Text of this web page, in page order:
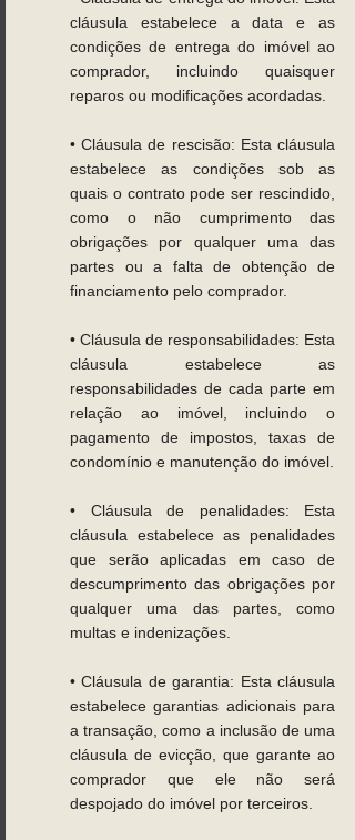
cláusula estabelece a data e as
condições de entrega do imóvel ao
comprador, incluindo quaisquer
reparos ou modificações acordadas.
• Cláusula de rescisão: Esta cláusula
estabelece as condições sob as
quais o contrato pode ser rescindido,
como o não cumprimento das
obrigações por qualquer uma das
partes ou a falta de obtenção de
financiamento pelo comprador.
• Cláusula de responsabilidades: Esta
cláusula estabelece as
responsabilidades de cada parte em
relação ao imóvel, incluindo o
pagamento de impostos, taxas de
• Cláusula de penalidades: Esta
cláusula estabelece as penalidades
que serão aplicadas em caso de
descumprimento das obrigações por
qualquer uma das partes, como
multas e indenizações.
• Cláusula de garantia: Esta cláusula
estabelece garantias adicionais para
a transação, como a inclusão de uma
cláusula de evicção, que garante ao
comprador que ele não será
despojado do imóvel por terceiros.